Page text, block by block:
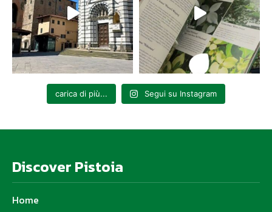
carica di più... Segui su Instagram
Discover Pistoia
Home